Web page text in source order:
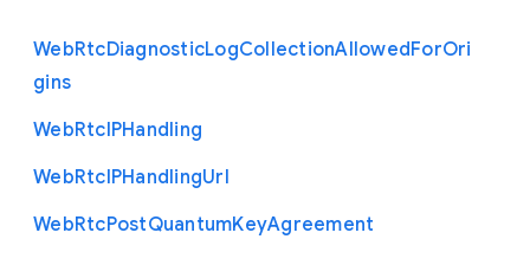
WebRtcDiagnosticLogCollectionAllowedForOri
gins
WebRtcIPHandling
WebRtcIPHandlingUrl
WebRtcPostQuantumKeyAgreement